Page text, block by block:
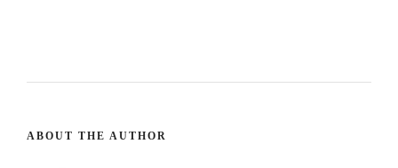
ABOUT THE AUTHOR